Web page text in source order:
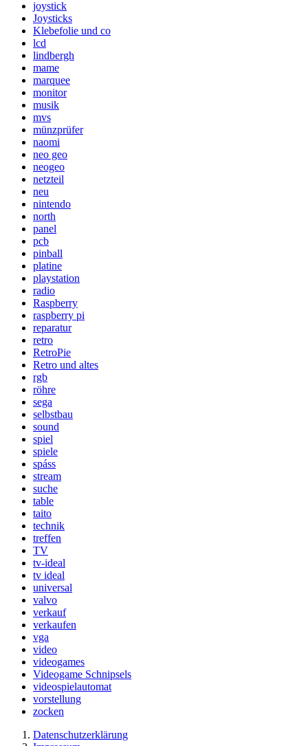
joystick
Joysticks
Klebefolie und co
lcd
lindbergh
mame
marquee
monitor
musik
mvs
münzprüfer
naomi
neo geo
neogeo
netzteil
neu
nintendo
north
panel
pcb
pinball
platine
playstation
radio
Raspberry
raspberry pi
reparatur
retro
RetroPie
Retro und altes
rgb
röhre
sega
selbstbau
sound
spiel
spiele
spáss
stream
suche
table
taito
technik
treffen
TV
tv-ideal
tv ideal
universal
valvo
verkauf
verkaufen
vga
video
videogames
Videogame Schnipsels
videospielautomat
vorstellung
zocken
Datenschutzerklärung